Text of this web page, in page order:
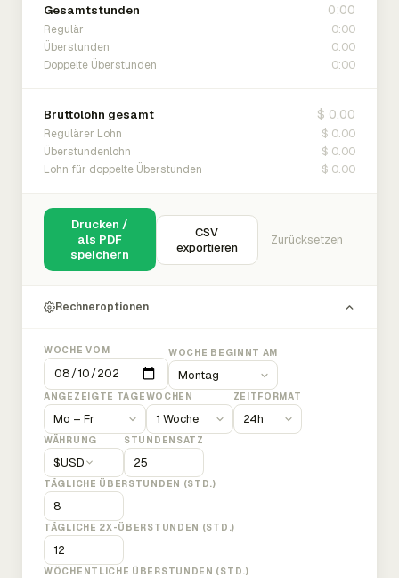
Gesamtstunden 0:00
Regulär 0:00
Überstunden 0:00
Doppelte Überstunden 0:00
Bruttolohn gesamt $ 0.00
Regulärer Lohn $ 0.00
Überstundenlohn $ 0.00
Lohn für doppelte Überstunden $ 0.00
Drucken /
als PDF
speichern
CSV
exportieren
Zurücksetzen
Rechneroptionen
WOCHE VOM WOCHE BEGINNT AM
ANGEZEIGTE TAGEWOCHEN ZEITFORMAT
WÄHRUNG
$USD
STUNDENSATZ
TÄGLICHE ÜBERSTUNDEN (STD.)
TÄGLICHE 2X-ÜBERSTUNDEN (STD.)
WÖCHENTLICHE ÜBERSTUNDEN (STD.)